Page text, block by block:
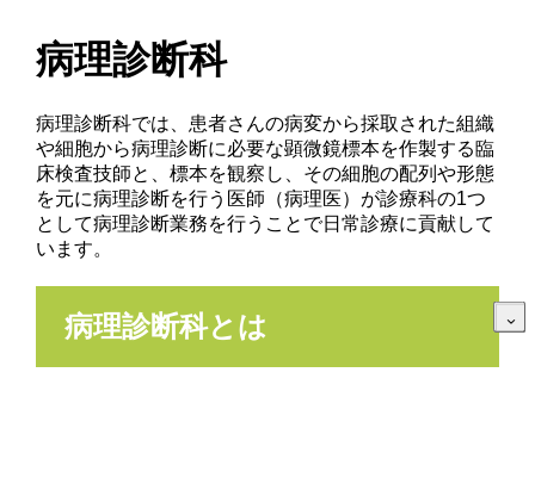
病理診断科
病理診断科では、患者さんの病変から採取された組織
や細胞から病理診断に必要な顕微鏡標本を作製する臨
床検査技師と、標本を観察し、その細胞の配列や形態
を元に病理診断を行う医師（病理医）が診療科の1つ
として病理診断業務を行うことで日常診療に貢献して
います。
病理診断科とは